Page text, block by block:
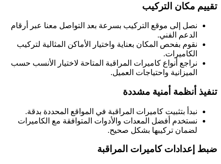
تقييم مكان التركيب
نصل إلى موقع التركيب بسرعة بعد التواصل معنا عبر أرقام
الدعم الفني.
نقوم بفحص المكان بعناية واختيار الأماكن المثالية لتركيب
الكاميرات.
نراجع أنواع كاميرات المراقبة المتاحة لاختيار الأنسب حسب
الميزانية واحتياجات العميل.
تنفيذ أنظمة أمنية مشددة
نبدأ بتثبيت كاميرات المراقبة في المواقع المحددة بدقة.
نستخدم أفضل المعدات والأدوات المتوافقة مع الكاميرات
لضمان تركيبها بشكل صحيح.
ضبط إعدادات كاميرات المراقبة